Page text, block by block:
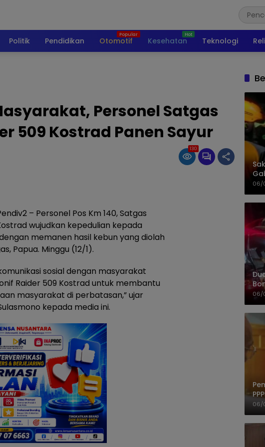
Politik Pendidikan Otomotif Kesehatan Teknologi
Personel Satgas
509 Kostrad Panen Sayur
130
– Personel Pos Km 140, Satgas
wujudkan kepedulian kepada
memanen hasil kebun yang diolah
Papua. Minggu (12/1).
sosial dengan masyarakat
Raider 509 Kostrad untuk membantu
masyarakat di perbatasan,” ujar
kepada media ini.
06/
06/
06/